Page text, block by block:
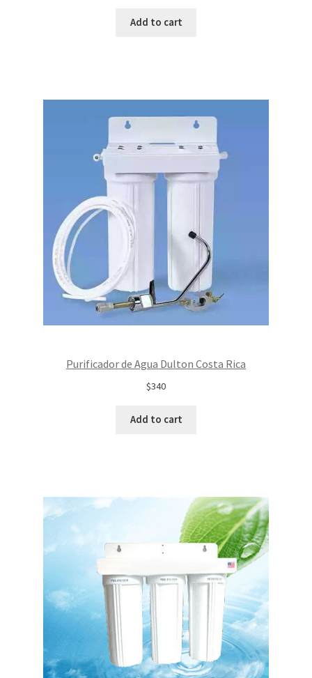
Add to cart
Purificador de Agua Dulton Costa Rica
$340
Add to cart